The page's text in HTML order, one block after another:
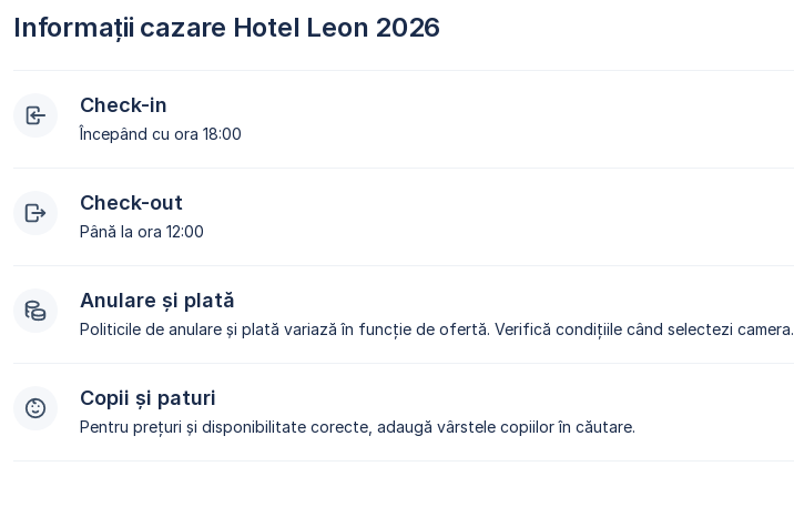
Informații cazare Hotel Leon 2026
Check-in
Începând cu ora 18:00
Check-out
Până la ora 12:00
Anulare și plată
Politicile de anulare și plată variază în funcție de ofertă. Verifică condițiile când selectezi camera.
Copii și paturi
Pentru prețuri și disponibilitate corecte, adaugă vârstele copiilor în căutare.